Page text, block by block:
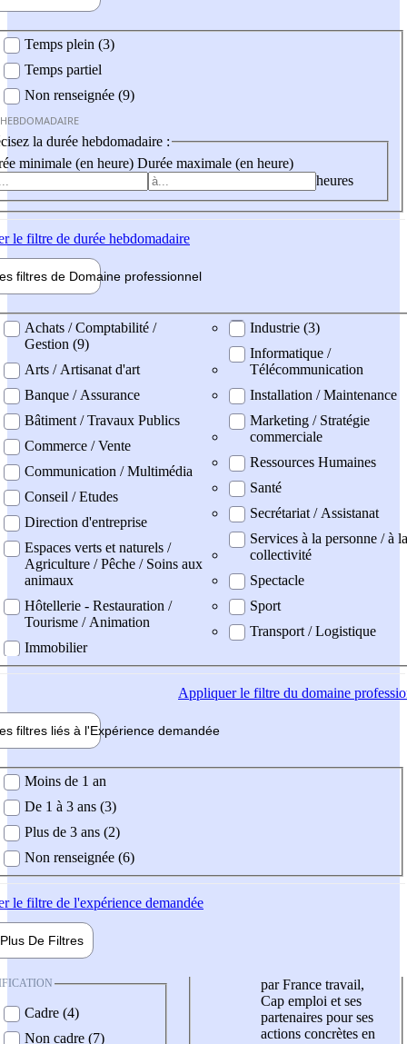
Temps plein (3)
Temps partiel
Non renseignée (9)
la durée hebdomadaire :
minimale (en heure) Durée maximale (en heure)
heures
le filtre de durée hebdomadaire
filtres de Domaine professionnel
professionel
Achats / Comptabilité /
Gestion (9)
Arts / Artisanat d'art
Banque / Assurance
Bâtiment / Travaux Publics
Commerce / Vente
Communication / Multimédia
Conseil / Etudes
Direction d'entreprise
Espaces verts et naturels /
Agriculture / Pêche / Soins aux
animaux
Hôtellerie - Restauration /
Tourisme / Animation
Immobilier
Industrie (3)
Informatique /
Télécommunication
Installation / Maintenance
Marketing / Stratégie
commerciale
Ressources Humaines
Santé
Secrétariat / Assistanat
Services à la personne / à la
collectivité
Spectacle
Sport
Transport / Logistique
Appliquerle filtre du domaine
filtres liés à l'Expérience demandée
demandée
Moins de 1 an
De 1 à 3 ans (3)
Plus de 3 ans (2)
Non renseignée (6)
le filtre de l'expérience demandée
Plus De Filtres
Cadre (4)
Non cadre (7)
par France travail,
Cap emploi et ses
partenaires pour ses
actions concrètes en